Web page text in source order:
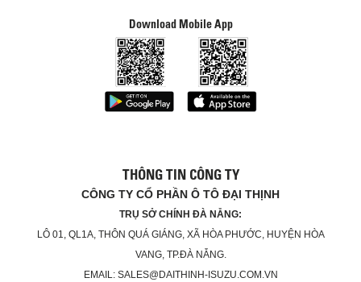
Download Mobile App
THÔNG TIN CÔNG TY
CÔNG TY CỔ PHẦN Ô TÔ ĐẠI THỊNH
TRỤ SỞ CHÍNH ĐÀ NẴNG:
LÔ 01, QL1A, THÔN QUÁ GIÁNG, XÃ HÒA PHƯỚC, HUYỆN HÒA
VANG, TP.ĐÀ NẴNG.
EMAIL: SALES@DAITHINH-ISUZU.COM.VN